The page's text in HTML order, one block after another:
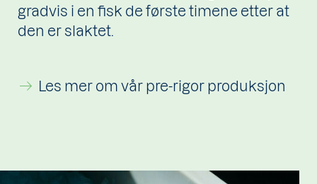
gradvis i en fisk de første timene etter at
den er slaktet.
Les mer om vår pre-rigor produksjon